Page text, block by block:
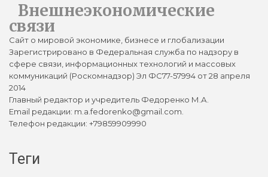
Внешнеэкономические
связи
Сайт о мировой экономике, бизнесе и глобализации
Зарегистрировано в Федеральная служба по надзору в
сфере связи, информационных технологий и массовых
коммуникаций (Роскомнадзор) Эл ФС77-57994 от 28 апреля
2014
Главный редактор и учредитель Федоренко М.А.
Email редакции: m.a.fedorenko@gmail.com.
Телефон редакции: +79859909990
Теги